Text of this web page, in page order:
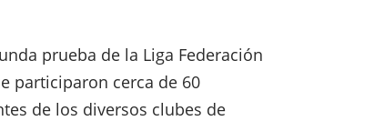
prueba de la Liga Federación
participaron cerca de 60
de los diversos clubes de